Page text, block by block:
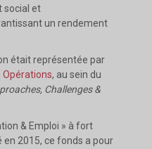
social et
un rendement
était représentée par
Opérations, au sein du
Challenges &
& Emploi » à fort
2015, ce fonds a pour